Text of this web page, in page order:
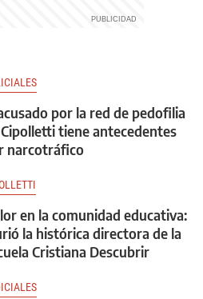
por la red de pedofilia
tiene antecedentes
narcotráfico
en la comunidad educativa:
la histórica directora de la
Cristiana Descubrir